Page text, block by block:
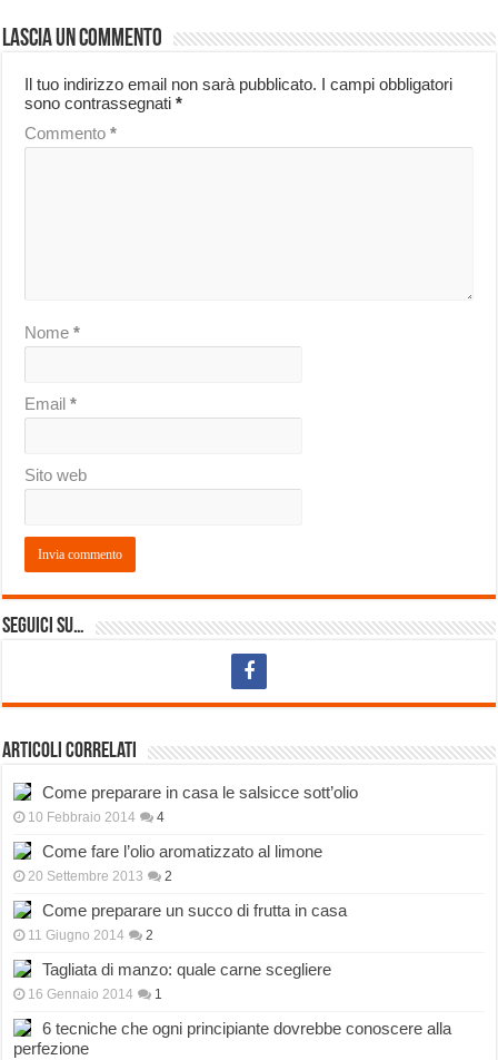
Lascia un commento
Il tuo indirizzo email non sarà pubblicato. I campi obbligatori
sono contrassegnati*
Commento*
Nome*
Email*
Sito web
Seguici su…
Articoli correlati
Come preparare in casa le salsicce sott’olio
10 Febbraio 2014 4
Come fare l’olio aromatizzato al limone
20 Settembre 2013 2
Come preparare un succo di frutta in casa
11 Giugno 2014 2
Tagliata di manzo: quale carne scegliere
16 Gennaio 2014 1
6 tecniche che ogni principiante dovrebbe conoscere alla
perfezione